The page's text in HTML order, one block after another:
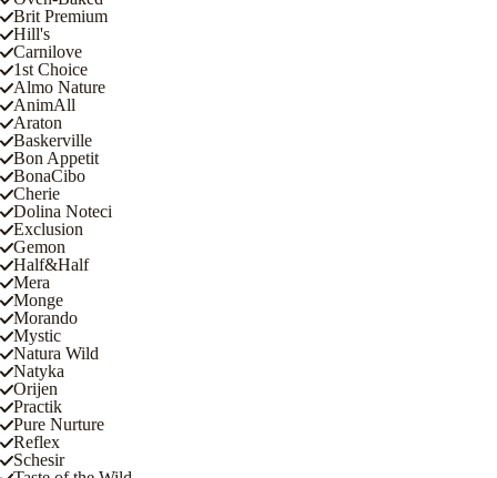
Brit Premium
Hill's
Carnilove
1st Choice
Almo Nature
AnimAll
Araton
Baskerville
Bon Appetit
BonaCibo
Cherie
Dolina Noteci
Exclusion
Gemon
Half&Half
Mera
Monge
Morando
Mystic
Natura Wild
Natyka
Orijen
Practik
Pure Nurture
Reflex
Schesir